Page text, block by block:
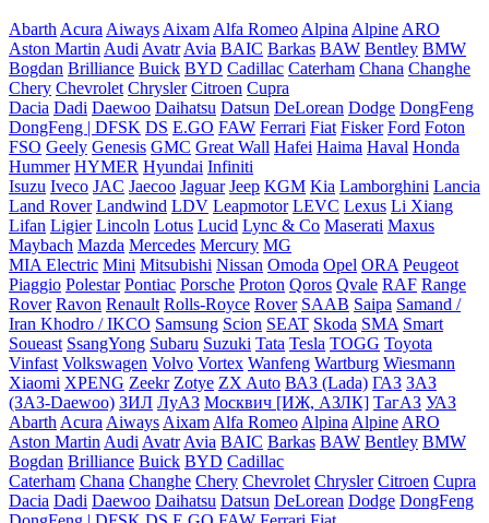
Abarth Acura Aiways Aixam Alfa Romeo Alpina Alpine ARO
Aston Martin Audi Avatr Avia BAIC Barkas BAW Bentley BMW
Bogdan Brilliance Buick BYD Cadillac Caterham Chana Changhe
Chery Chevrolet Chrysler Citroen Cupra
Dacia Dadi Daewoo Daihatsu Datsun DeLorean Dodge DongFeng
DongFeng | DFSK DS E.GO FAW Ferrari Fiat Fisker Ford Foton
FSO Geely Genesis GMC Great Wall Hafei Haima Haval Honda
Hummer HYMER Hyundai Infiniti
Isuzu Iveco JAC Jaecoo Jaguar Jeep KGM Kia Lamborghini Lancia
Land Rover Landwind LDV Leapmotor LEVC Lexus Li Xiang
Lifan Ligier Lincoln Lotus Lucid Lync & Co Maserati Maxus
Maybach Mazda Mercedes Mercury MG
MIA Electric Mini Mitsubishi Nissan Omoda Opel ORA Peugeot
Piaggio Polestar Pontiac Porsche Proton Qoros Qvale RAF Range
Rover Ravon Renault Rolls-Royce Rover SAAB Saipa Samand /
Iran Khodro / IKCO Samsung Scion SEAT Skoda SMA Smart
Soueast SsangYong Subaru Suzuki Tata Tesla TOGG Toyota
Vinfast Volkswagen Volvo Vortex Wanfeng Wartburg Wiesmann
Xiaomi XPENG Zeekr Zotye ZX Auto ВАЗ (Lada) ГАЗ ЗАЗ
(ЗАЗ-Daewoo) ЗИЛ ЛуАЗ Москвич [ИЖ, АЗЛК] ТагАЗ УАЗ
Abarth Acura Aiways Aixam Alfa Romeo Alpina Alpine ARO
Aston Martin Audi Avatr Avia BAIC Barkas BAW Bentley BMW
Bogdan Brilliance Buick BYD Cadillac
Caterham Chana Changhe Chery Chevrolet Chrysler Citroen Cupra
Dacia Dadi Daewoo Daihatsu Datsun DeLorean Dodge DongFeng